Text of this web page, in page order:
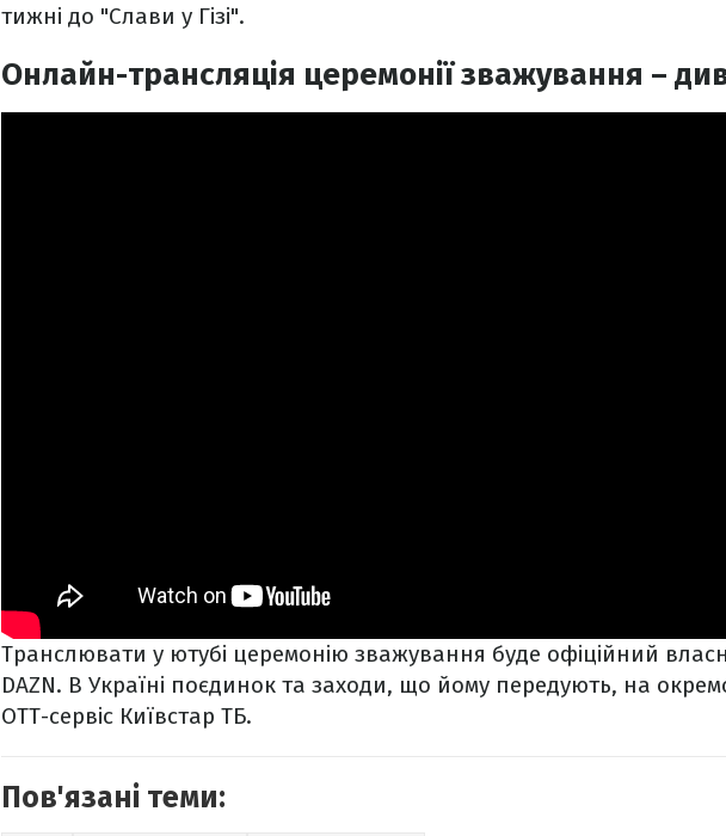
тижні до "Слави у Гізі".
Онлайн-трансляція церемонії зважування –
Транслювати у ютубі церемонію зважування буде офіційний
DAZN. В Україні поєдинок та заходи, що йому передують, на
ОТТ-сервіс Київстар ТБ.
Пов'язані теми: